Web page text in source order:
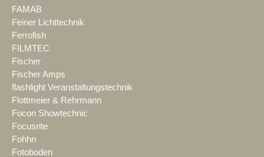
FAMAB
Feiner Lichttechnik
Ferrofish
FILMTEC
Fischer
Fischer Amps
flashlight Veranstaltungstechnik
Flottmeier & Rehrmann
Focon Showtechnic
Focusrite
Fohhn
Fotoboden